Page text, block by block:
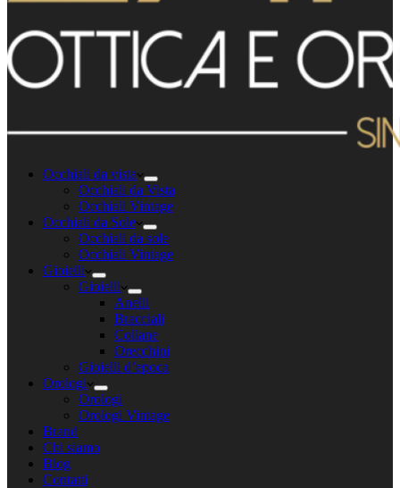
Occhiali da vista
Occhiali da Vista
Occhiali Vintage
Occhiali da Sole
Occhiali da sole
Occhiali Vintage
Gioielli
Gioielli
Anelli
Bracciali
Collane
Orecchini
Gioielli d’epoca
Orologi
Orologi
Orologi Vintage
Brand
Chi siamo
Blog
Contatti